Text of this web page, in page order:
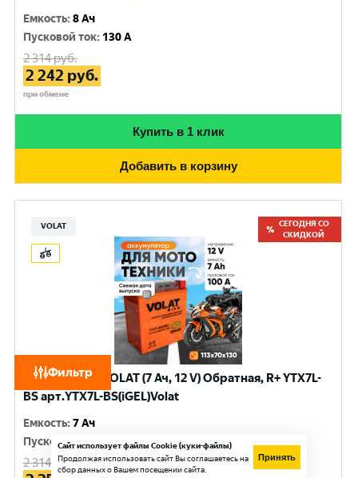
Фильтр
Емкость:8 Ач
Пусковой ток: 130 A
2 314руб.
2 242 руб.
при обмене
Купить в 1 клик
Добавить в корзину
VOLAT
СЕГОДНЯ СО
СКИДКОЙ
Аккумулятор VOLAT (7 Ач, 12 V) Обратная, R+ YTX7L-
BS арт.YTX7L-BS(iGEL)Volat
Емкость:7 Ач
Пусковой ток: 100 A
2 314 руб.
Сайт использует файлы Cookie (куки-файлы)
Продолжая использовать сайт Вы соглашаетесь на
сбор данных о Вашем посещении сайта.
Принять